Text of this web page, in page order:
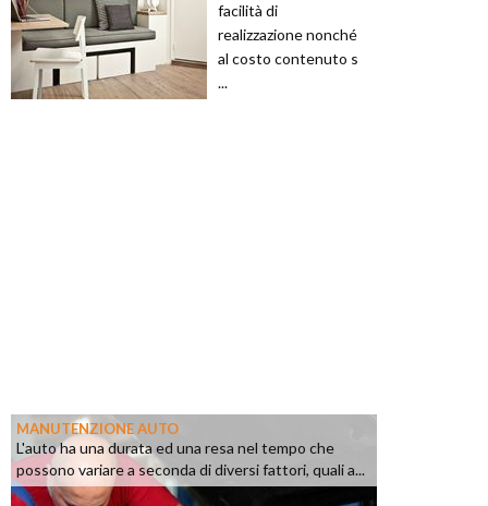
facilità di
realizzazione nonché
al costo contenuto s
...
MANUTENZIONE AUTO
L'auto ha una durata ed una resa nel tempo che
possono variare a seconda di diversi fattori, quali a...